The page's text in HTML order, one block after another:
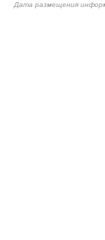
Дата размещения